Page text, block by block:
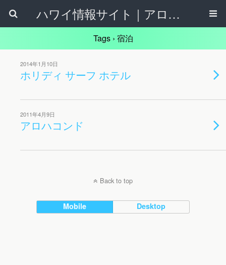
ハワイ情報サイト｜アロハタウンネット
Tags › 宿泊
2014年1月10日
ホリディ サーフ ホテル
2011年4月9日
アロハコンド
Back to top
Mobile Desktop